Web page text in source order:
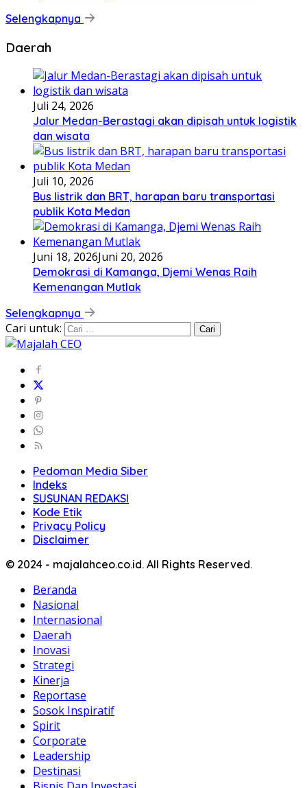
Selengkapnya
Daerah
Juli 24, 2026
Jalur Medan-Berastagi akan dipisah untuk logistik
dan wisata
Juli 10, 2026
Bus listrik dan BRT, harapan baru transportasi
publik Kota Medan
Juni 18, 2026Juni 20, 2026
Demokrasi di Kamanga, Djemi Wenas Raih
Kemenangan Mutlak
Selengkapnya
Cari untuk:
Pedoman Media Siber
Indeks
SUSUNAN REDAKSI
Kode Etik
Privacy Policy
Disclaimer
© 2024 - majalahceo.co.id. All Rights Reserved.
Beranda
Nasional
Internasional
Daerah
Inovasi
Strategi
Kinerja
Reportase
Sosok Inspiratif
Spirit
Corporate
Leadership
Destinasi